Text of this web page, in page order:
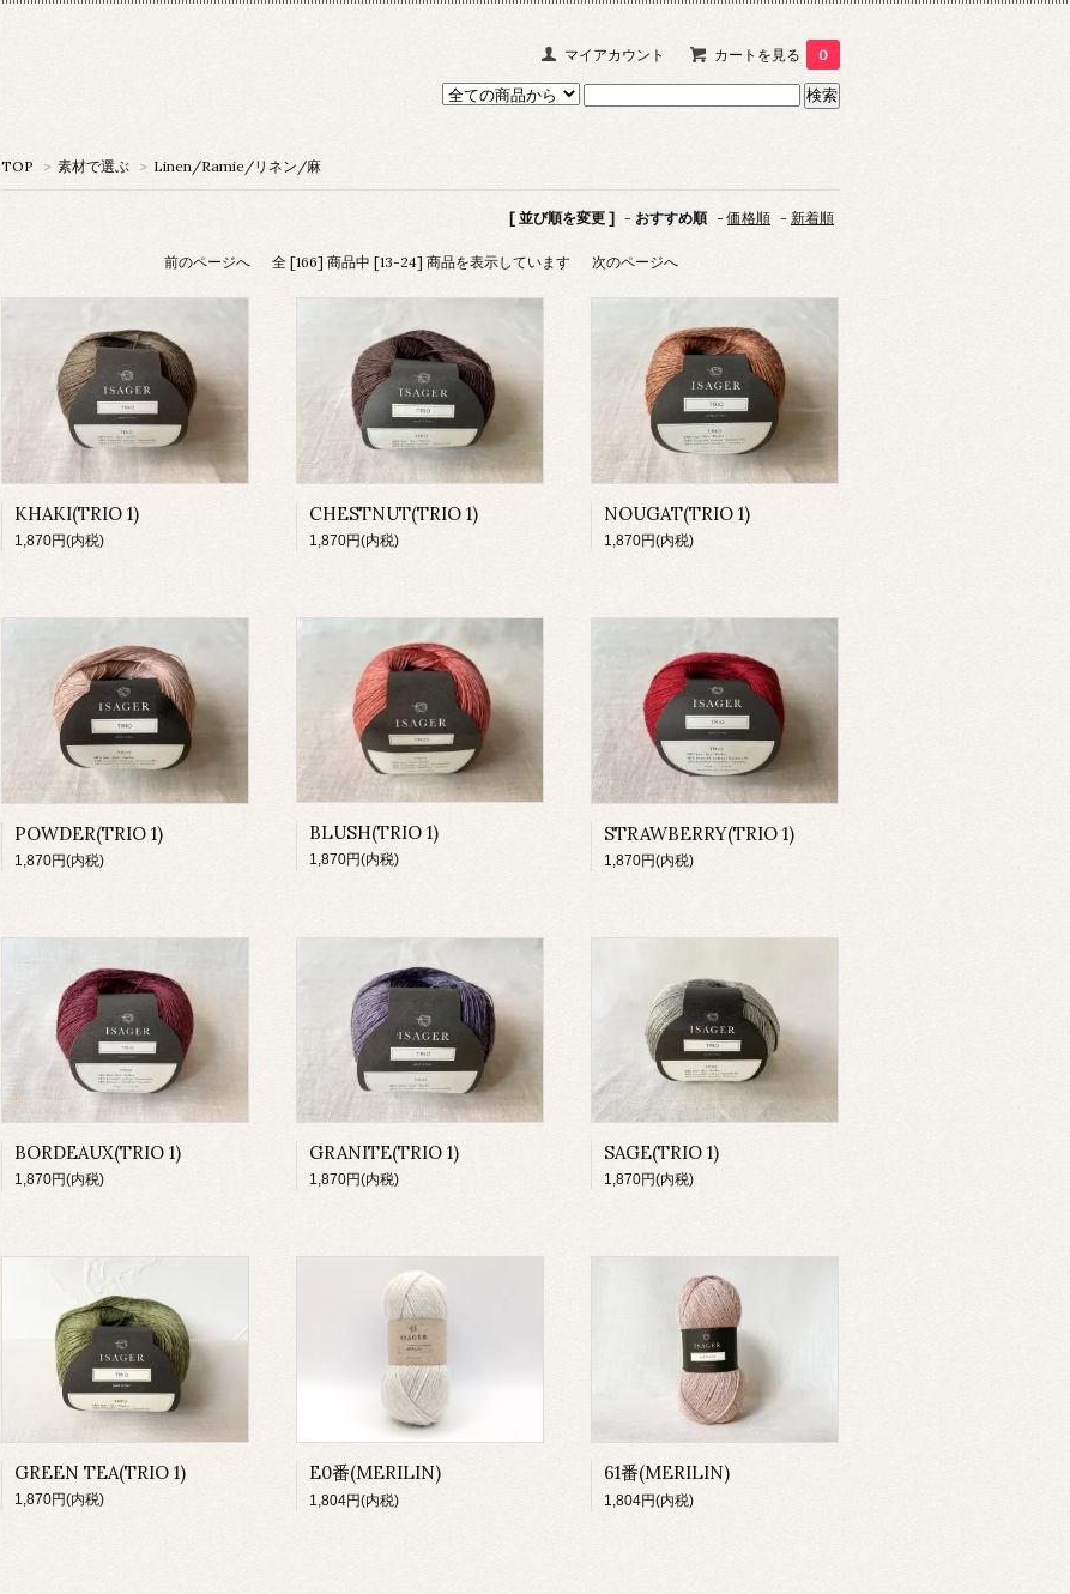
マイアカウント カートを見る 0
TOP > 素材で選ぶ > Linen/Ramie/リネン/麻
[ 並び順を変更 ] - おすすめ順 -価格順 - 新着順
前のページへ 全 [166] 商品中 [13-24] 商品を表示しています 次のページへ
KHAKI(TRIO 1)
1,870円(内税)
CHESTNUT(TRIO 1)
1,870円(内税)
NOUGAT(TRIO 1)
1,870円(内税)
POWDER(TRIO 1)
1,870円(内税)
BLUSH(TRIO 1)
1,870円(内税)
STRAWBERRY(TRIO 1)
1,870円(内税)
BORDEAUX(TRIO 1)
1,870円(内税)
GRANITE(TRIO 1)
1,870円(内税)
SAGE(TRIO 1)
1,870円(内税)
GREEN TEA(TRIO 1)
1,870円(内税)
E0番(MERILIN)
1,804円(内税)
61番(MERILIN)
1,804円(内税)